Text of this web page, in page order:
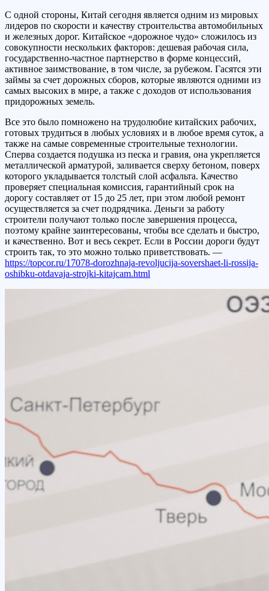
С одной стороны, Китай сегодня является одним из мировых
лидеров по скорости и качеству строительства автомобильных
и железных дорог. Китайское «дорожное чудо» сложилось из
совокупности нескольких факторов: дешевая рабочая сила,
государственно-частное партнерство в форме концессий,
активное заимствование, в том числе, за рубежом. Гасятся эти
займы за счет дорожных сборов, которые являются одними из
самых высоких в мире, а также с доходов от использования
придорожных земель.
Все это было помножено на трудолюбие китайских рабочих,
готовых трудиться в любых условиях и в любое время суток, а
также на самые современные строительные технологии.
Сперва создается подушка из песка и гравия, она укрепляется
металлической арматурой, заливается сверху бетоном, поверх
которого укладывается толстый слой асфальта. Качество
проверяет специальная комиссия, гарантийный срок на
дорогу составляет от 15 до 25 лет, при этом любой ремонт
осуществляется за счет подрядчика. Деньги за работу
строители получают только после завершения процесса,
поэтому крайне заинтересованы, чтобы все сделать и быстро,
и качественно. Вот и весь секрет. Если в России дороги будут
строить так, то это можно только приветствовать. —
https://topcor.ru/17078-dorozhnaja-revoljucija-sovershaet-li-rossija-
oshibku-otdavaja-strojki-kitajcam.html